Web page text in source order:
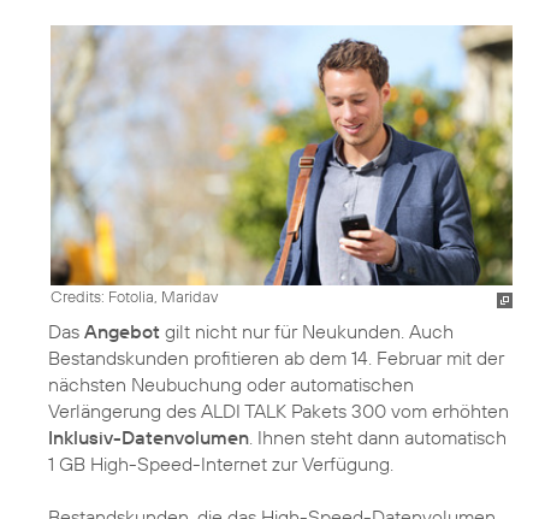
Credits: Fotolia, Maridav
Das Angebot gilt nicht nur für Neukunden. Auch
Bestandskunden profitieren ab dem 14. Februar mit der
nächsten Neubuchung oder automatischen
Verlängerung des ALDI TALK Pakets 300 vom erhöhten
Inklusiv-Datenvolumen. Ihnen steht dann automatisch
1 GB High-Speed-Internet zur Verfügung.